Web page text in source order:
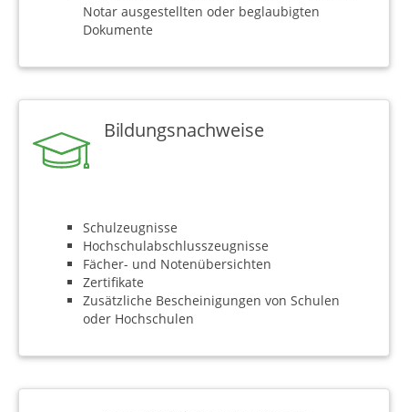
Notar ausgestellten oder beglaubigten
Dokumente
Bildungsnachweise
Schulzeugnisse
Hochschulabschlusszeugnisse
Fächer- und Notenübersichten
Zertifikate
Zusätzliche Bescheinigungen von Schulen
oder Hochschulen